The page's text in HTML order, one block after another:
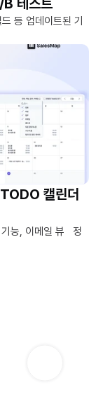
테스트
등 업데이트된 기
캘린더
능, 이메일 뷰   정